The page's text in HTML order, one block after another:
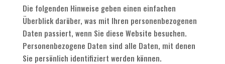
Die folgenden Hinweise geben einen einfachen
Überblick darüber, was mit Ihren personenbezogenen
Daten passiert, wenn Sie diese Website besuchen.
Personenbezogene Daten sind alle Daten, mit denen
Sie persönlich identifiziert werden können.